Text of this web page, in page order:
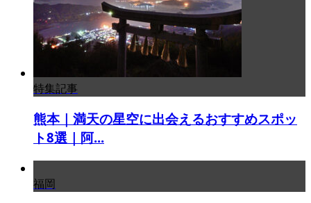
特集記事
熊本｜満天の星空に出会えるおすすめスポッ
ト8選｜阿...
福岡